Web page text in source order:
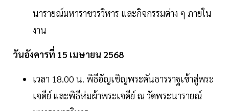
นารายณ์มหาราชวรวิหาร และกิจกรรมต่าง ๆ ภายใน
งาน
วันอังคารที่ 15 เมษายน 2568
เวลา 18.00 น. พิธีอัญเชิญพระคันธารราฐเข้าสู่พระ
เจดีย์ และพิธีห่มผ้าพระเจดีย์ ณ วัดพระนารายณ์